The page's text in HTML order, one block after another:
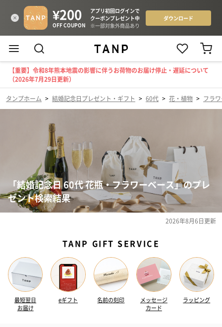
【重要】令和8年熊本地震の影響に伴うお荷物のお届け停止・遅延について
（2026年7月29日更新）
タンプホーム > 結婚記念日プレゼント・ギフト > 60代 > 花・植物 > フラ
「結婚記念日 60代 花瓶・フラワーベース」のプレ
ゼント検索結果
2026年8月6日更新
TANP GIFT SERVICE
最短翌日
お届け
eギフト 名前の刻印
メッセージ
カード
ラッピング